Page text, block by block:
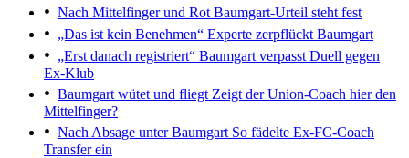
Nach Mittelfinger und Rot Baumgart-Urteil steht fest
„Das ist kein Benehmen“ Experte zerpflückt Baumgart
„Erst danach registriert“ Baumgart verpasst Duell gegen
Ex-Klub
Baumgart wütet und fliegt Zeigt der Union-Coach hier den
Mittelfinger?
Nach Absage unter Baumgart So fädelte Ex-FC-Coach
Transfer ein